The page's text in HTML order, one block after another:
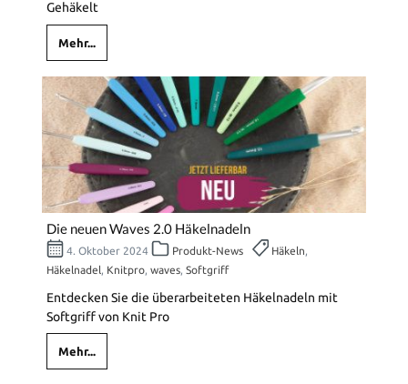
Gehäkelt
Mehr...
Die neuen Waves 2.0 Häkelnadeln
4. Oktober 2024 Produkt-News Häkeln
Häkelnadel
Knitpro waves Softgriff
Entdecken Sie die überarbeiteten Häkelnadeln mit
Softgriff von Knit Pro
Mehr...